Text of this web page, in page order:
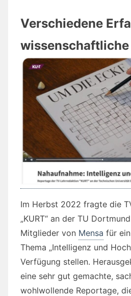
Verschiedene
Im Herbst 2022 fragte die
„KURT“ an der TU
Mitglieder von Mensa für
Thema „Intelligenz und
Verfügung stellen.
eine sehr gut gemachte,
wohlwollende Reportage,